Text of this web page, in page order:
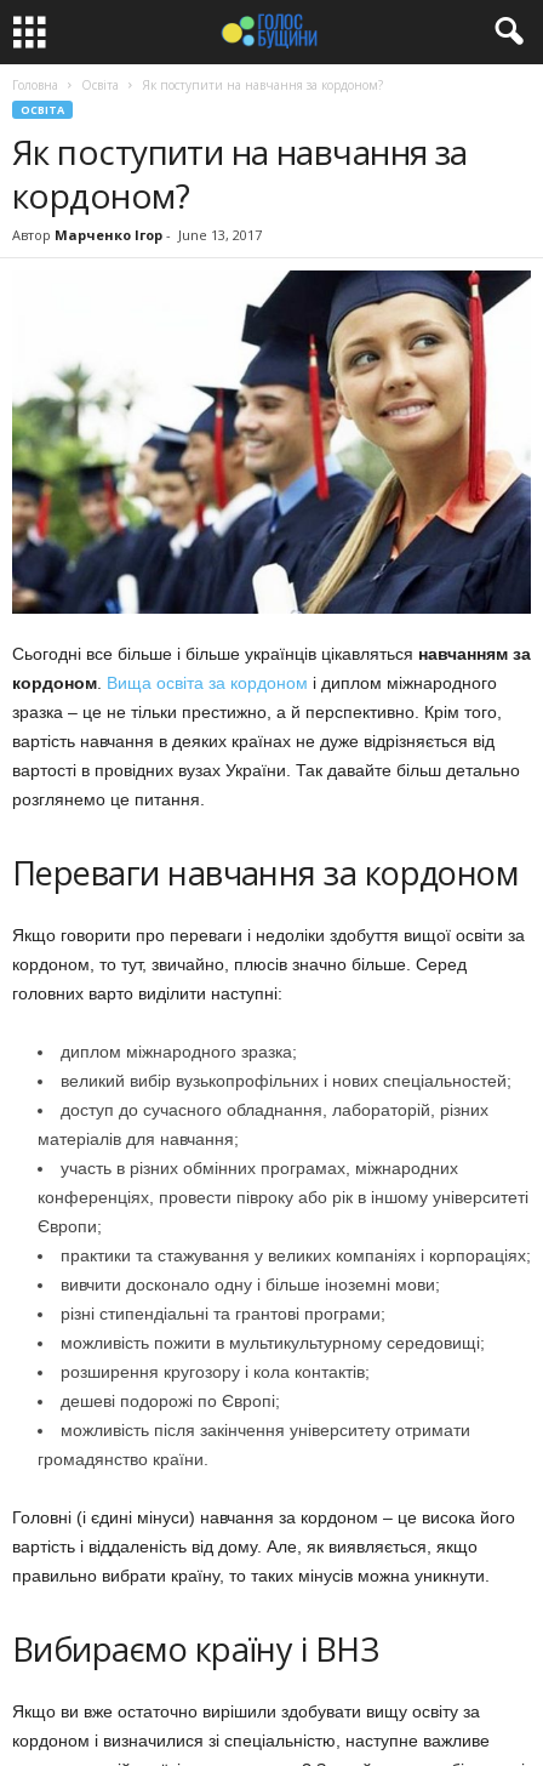
Головна Освіта Як поступити на навчання за кордоном?
ОСВІТА
Як поступити на навчання за
кордоном?
Автор Марченко Ігор - June 13, 2017
Сьогодні все більше і більше українців цікавляться навчанням за
кордоном Вища освіта за кордоном і диплом міжнародного
зразка – це не тільки престижно, а й перспективно. Крім того,
вартість навчання в деяких країнах не дуже відрізняється від
вартості в провідних вузах України. Так давайте більш детально
розглянемо це питання.
Переваги навчання за кордоном
Якщо говорити про переваги і недоліки здобуття вищої освіти за
кордоном, то тут, звичайно, плюсів значно більше. Серед
головних варто виділити наступні:
диплом міжнародного зразка;
великий вибір вузькопрофільних і нових спеціальностей;
доступ до сучасного обладнання, лабораторій, різних
матеріалів для навчання;
участь в різних обмінних програмах, міжнародних
конференціях, провести півроку або рік в іншому університеті
Європи;
практики та стажування у великих компаніях і корпораціях;
вивчити досконало одну і більше іноземні мови;
різні стипендіальні та грантові програми;
можливість пожити в мультикультурному середовищі;
розширення кругозору і кола контактів;
дешеві подорожі по Європі;
можливість після закінчення університету отримати
громадянство країни.
Головні (і єдині мінуси) навчання за кордоном – це висока його
вартість і віддаленість від дому. Але, як виявляється, якщо
правильно вибрати країну, то таких мінусів можна уникнути.
Вибираємо країну і ВНЗ
Якщо ви вже остаточно вирішили здобувати вищу освіту за
кордоном і визначилися зі спеціальністю, наступне важливе